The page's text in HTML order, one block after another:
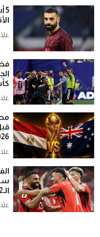
الـ32 في كأس العالم 2026؟